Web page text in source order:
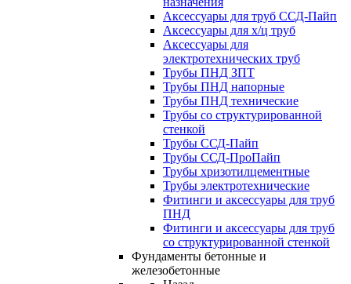
Аксессуары для труб ССД-Пайп
Аксессуары для х/ц труб
Аксессуары для
электротехнических труб
Трубы ПНД ЗПТ
Трубы ПНД напорные
Трубы ПНД технические
Трубы со структурированной
стенкой
Трубы ССД-Пайп
Трубы ССД-ПроПайп
Трубы хризотилцементные
Трубы электротехнические
Фитинги и аксессуары для труб
ПНД
Фитинги и аксессуары для труб
со структурированной стенкой
Фундаменты бетонные и
железобетонные